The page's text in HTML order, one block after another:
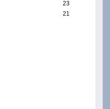
23
21